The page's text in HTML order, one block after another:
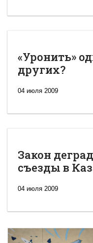
«Уронить»
других?
04 июля 2009
Закон
съезды в
04 июля 2009